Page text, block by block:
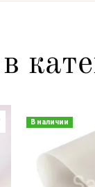
В наличии